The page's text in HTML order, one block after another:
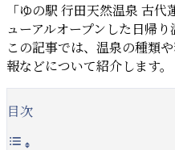
「ゆの駅 行田天然温泉 古
ューアルオープンした日帰り
この記事では、温泉の種類
報などについて紹介します。
目次